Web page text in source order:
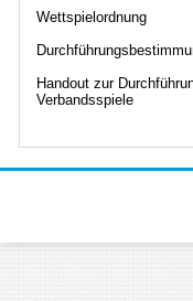
Wettspielordnung
Handout zur
Verbandsspiele